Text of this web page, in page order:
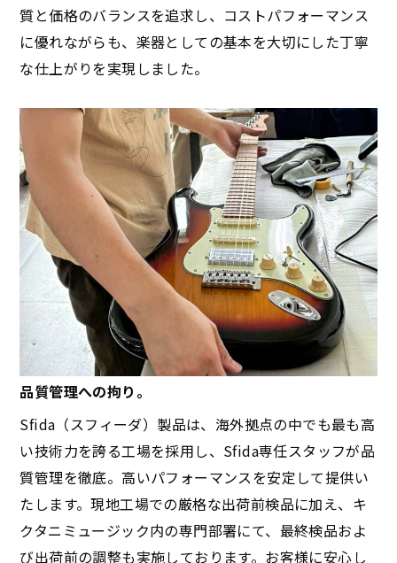
質と価格のバランスを追求し、コストパフォーマンス
に優れながらも、楽器としての基本を大切にした丁寧
な仕上がりを実現しました。
品質管理への拘り。
Sfida（スフィーダ）製品は、海外拠点の中でも最も高
い技術力を誇る工場を採用し、Sfida専任スタッフが品
質管理を徹底。高いパフォーマンスを安定して提供い
たします。現地工場での厳格な出荷前検品に加え、キ
クタニミュージック内の専門部署にて、最終検品およ
び出荷前の調整も実施しております。お客様に安心し